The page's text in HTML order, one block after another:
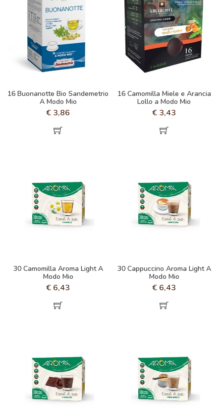
16 Buonanotte Bio Sandemetrio
A Modo Mio
€ 3,86
16 Camomilla Miele e Arancia
Lollo a Modo Mio
€ 3,43
30 Camomilla Aroma Light A
Modo Mio
€ 6,43
30 Cappuccino Aroma Light A
Modo Mio
€ 6,43